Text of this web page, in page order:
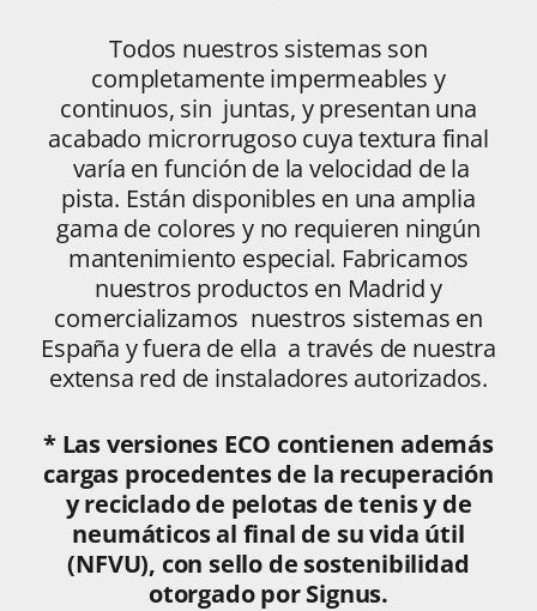
Todos nuestros sistemas son
completamente impermeables y
continuos, sin juntas, y presentan una
acabado microrrugoso cuya textura final
varía en función de la velocidad de la
pista. Están disponibles en una amplia
gama de colores y no requieren ningún
mantenimiento especial. Fabricamos
nuestros productos en Madrid y
comercializamos nuestros sistemas en
España y fuera de ella a través de nuestra
extensa red de instaladores autorizados.
* Las versiones ECO contienen además
cargas procedentes de la recuperación
y reciclado de pelotas de tenis y de
neumáticos al final de su vida útil
(NFVU), con sello de sostenibilidad
otorgado por Signus.